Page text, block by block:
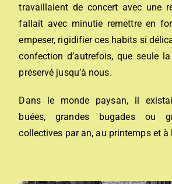
travaillaient de concert avec une
fallait avec minutie remettre en
empeser, rigidifier ces habits si
confection d’autrefois, que seule
préservé jusqu’à nous.
Dans le monde paysan, il
buées, grandes bugades ou
collectives par an, au printemps et à